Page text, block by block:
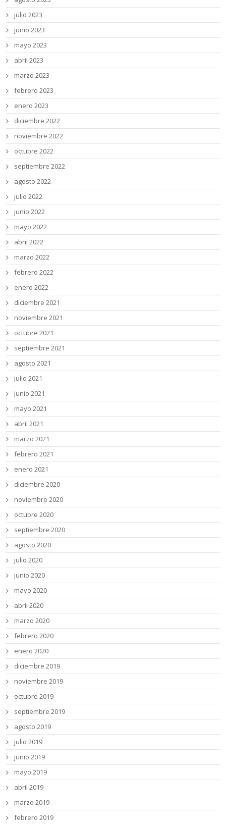
julio 2023
junio 2023
mayo 2023
abril 2023
marzo 2023
febrero 2023
enero 2023
diciembre 2022
noviembre 2022
octubre 2022
septiembre 2022
agosto 2022
julio 2022
junio 2022
mayo 2022
abril 2022
marzo 2022
febrero 2022
enero 2022
diciembre 2021
noviembre 2021
octubre 2021
septiembre 2021
agosto 2021
julio 2021
junio 2021
mayo 2021
abril 2021
marzo 2021
febrero 2021
enero 2021
diciembre 2020
noviembre 2020
octubre 2020
septiembre 2020
agosto 2020
julio 2020
junio 2020
mayo 2020
abril 2020
marzo 2020
febrero 2020
enero 2020
diciembre 2019
noviembre 2019
octubre 2019
septiembre 2019
agosto 2019
julio 2019
junio 2019
mayo 2019
abril 2019
marzo 2019
febrero 2019